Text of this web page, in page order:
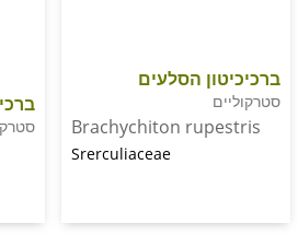
הסלעים
Brachychiton
Srerculiaceae
ברכיכיטון
סטרקוליים
pink